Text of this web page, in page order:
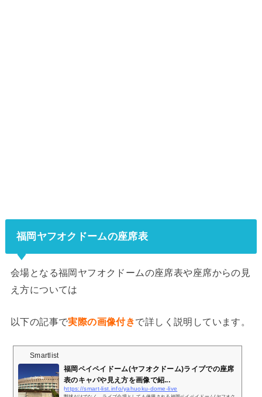
福岡ヤフオクドームの座席表
会場となる福岡ヤフオクドームの座席表や座席からの見
え方については
以下の記事で実際の画像付きで詳しく説明しています。
Smartlist
福岡ペイペイドーム(ヤフオクドーム)ライブでの座席
表のキャパや見え方を画像で紹...
https://smart-list.info/yahuoku-dome-live